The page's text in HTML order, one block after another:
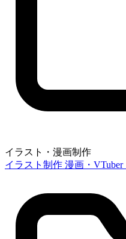
イラスト・漫画制作
イラスト制作 漫画・VTuber